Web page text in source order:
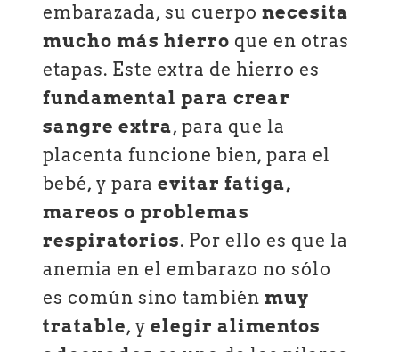
embarazada, su cuerponecesita
mucho más hierro que en otras
etapas. Este extra de hierro es
fundamental para crear
sangre extra, para que la
placenta funcione bien, para el
bebé, y paraevitar fatiga,
mareos o problemas
respiratorios. Por ello es que la
anemia en el embarazo no sólo
es común sino tambiénmuy
tratable, yelegir alimentos